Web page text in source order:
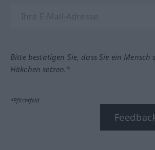
Bitte bestätigen Sie, dass Sie ein Mensch
Häkchen setzen.*
*Pflichtfeld